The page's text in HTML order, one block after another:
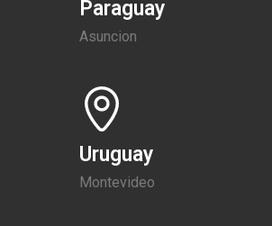
Paraguay
Asuncion
Uruguay
Montevideo